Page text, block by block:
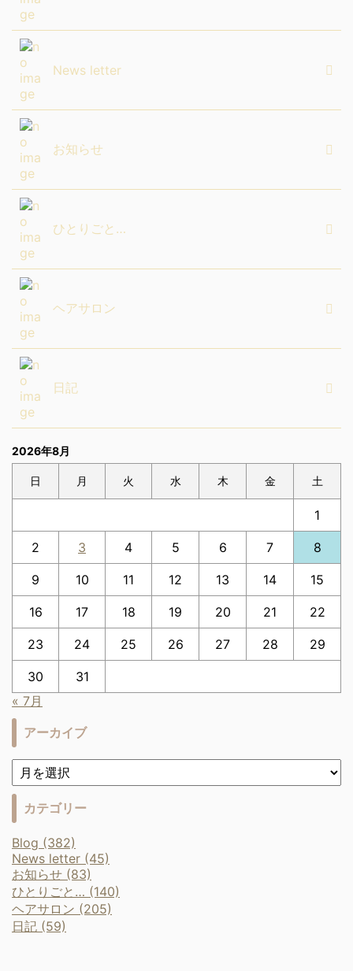
News letter
お知らせ
ひとりごと…
ヘアサロン
日記
2026年8月
日 月 火 水 木 金 土
1
2 3 4 5 6 7 8
9 10 11 12 13 14 15
16 17 18 19 20 21 22
23 24 25 26 27 28 29
30
31
« 7月
アーカイブ
カテゴリー
Blog (382)
News letter (45)
お知らせ (83)
ひとりごと… (140)
ヘアサロン (205)
日記 (59)